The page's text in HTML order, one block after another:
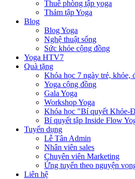
Thuê phòng tập yoga
Thảm tập Yoga
Blog
Blog Yoga
Nghệ thuật sống
Sức khỏe cộng đồng
Yoga HTV7
Quà tặng
Khóa học 7 ngày trẻ, khỏe,
Yoga cộng đồng
Gala Yoga
Workshop Yoga
Khóa học "Bí quyết Khỏe-
Bí quyết tập Inside Flow
Tuyển dụng
Lễ Tân Admin
Nhân viên sales
Chuyên viên Marketing
Ứng tuyển theo nguyện
Liên hệ